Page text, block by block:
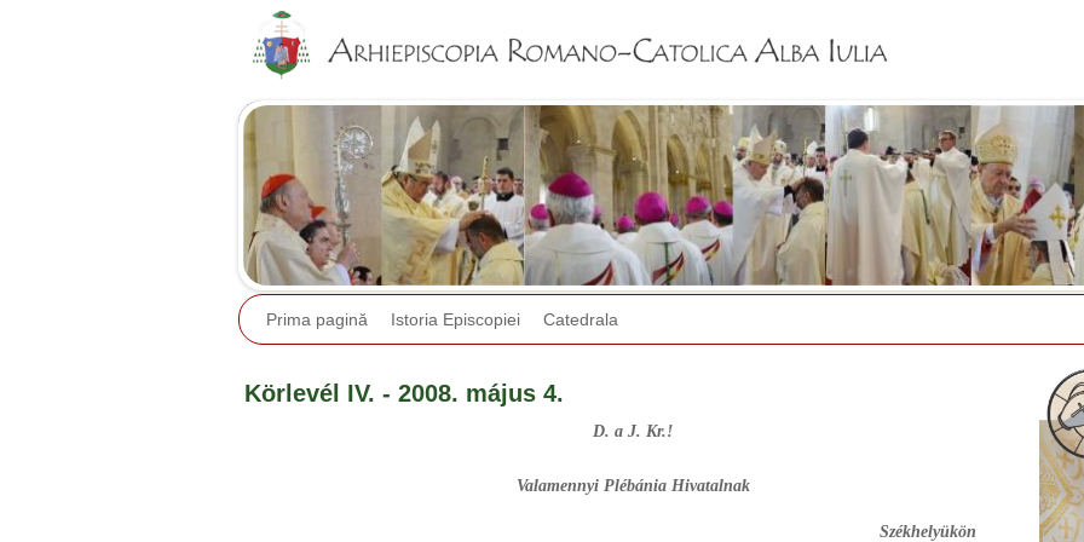
Prima pagină Istoria Episcopiei Catedrala
Körlevél IV. - 2008. május 4.
D. a J. Kr.!
Valamennyi Plébánia Hivatalnak
Székhelyükön